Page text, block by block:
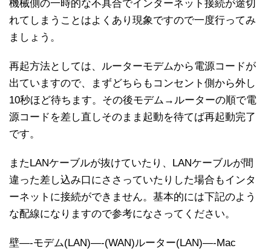
機械側の一時的な不具合でインターネット接続が途切
れてしまうことはよくあり現象ですので一度行ってみ
ましょう。
再起方法としては、ルーターモデムから電源コードが
出ていますので、まずどちらもコンセント側から外し
10秒ほど待ちます。その後モデム→ルーターの順で電
源コードを差し直しそのまま起動を待てば再起動完了
です。
またLANケーブルが抜けていたり、LANケーブルが間
違った差し込み口にささっていたりした場合もインタ
ーネットに接続ができません。基本的には下記のよう
な配線になりますので参考になさってください。
壁—-モデム(LAN)—-(WAN)ルーター(LAN)—-Mac